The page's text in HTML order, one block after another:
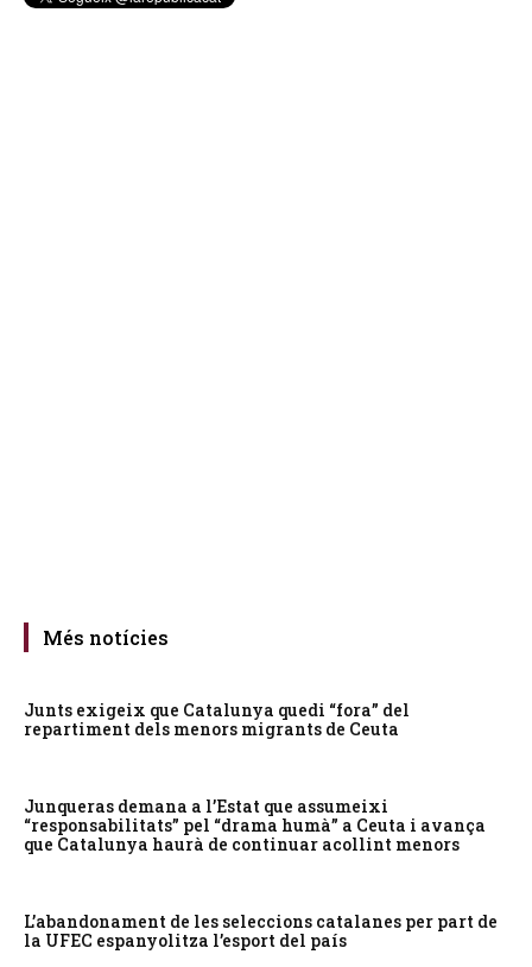
Més notícies
Junts exigeix que Catalunya quedi “fora” del
repartiment dels menors migrants de Ceuta
Junqueras demana a l’Estat que assumeixi
“responsabilitats” pel “drama humà” a Ceuta i avança
que Catalunya haurà de continuar acollint menors
L’abandonament de les seleccions catalanes per part de
la UFEC espanyolitza l’esport del país